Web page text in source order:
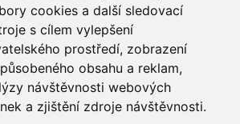
cookies a další sledovací
s cílem vylepšení
prostředí, zobrazení
obsahu a reklam,
návštěvnosti webových
a zjištění zdroje návštěvnosti.
RYCHLÉ ODKAZY